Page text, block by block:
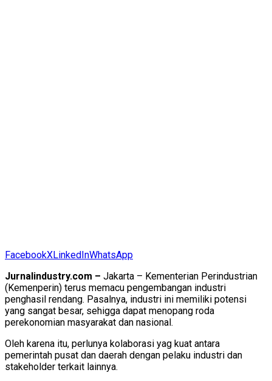
FacebookXLinkedInWhatsApp
Jurnalindustry.com – Jakarta – Kementerian Perindustrian
(Kemenperin) terus memacu pengembangan industri
penghasil rendang. Pasalnya, industri ini memiliki potensi
yang sangat besar, sehigga dapat menopang roda
perekonomian masyarakat dan nasional.
Oleh karena itu, perlunya kolaborasi yag kuat antara
pemerintah pusat dan daerah dengan pelaku industri dan
stakeholder terkait lainnya.